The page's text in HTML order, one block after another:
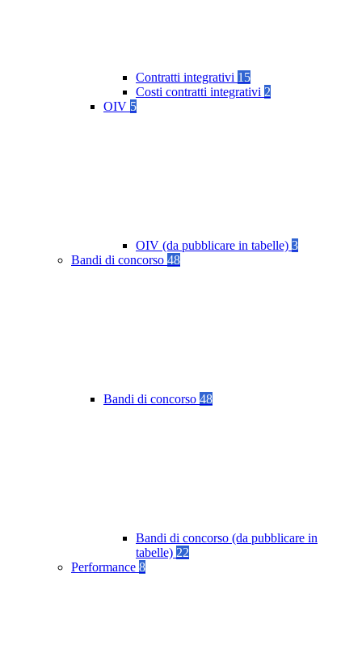
Contratti integrativi 15
Costi contratti integrativi 2
OIV 5
OIV (da pubblicare in tabelle) 3
Bandi di concorso 48
Bandi di concorso 48
Bandi di concorso (da pubblicare in
tabelle) 22
Performance 8